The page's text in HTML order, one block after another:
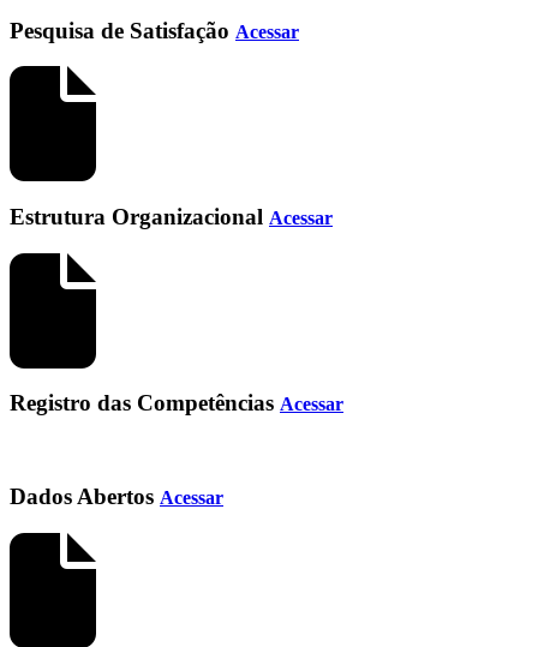
Pesquisa de Satisfação Acessar
Estrutura Organizacional Acessar
Registro das Competências Acessar
Dados Abertos Acessar